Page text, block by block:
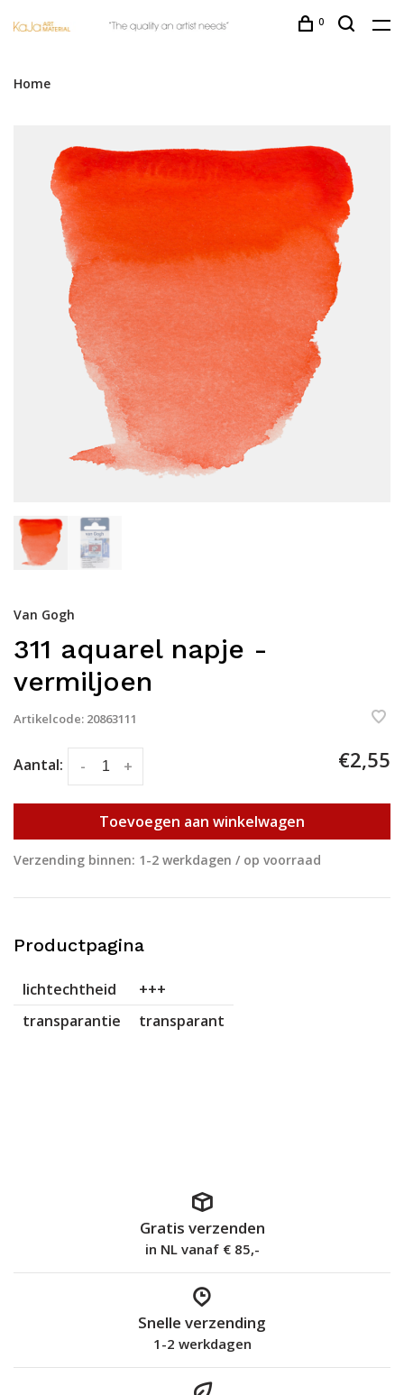
0
Home
Van Gogh
311 aquarel napje -
vermiljoen
Artikelcode: 20863111
Aantal: +
- €2,55
Toevoegen aan winkelwagen
Verzending binnen: 1-2 werkdagen / op voorraad
Productpagina
lichtechtheid
+++
transparantie
transparant
Gratis verzenden
in NL vanaf € 85,-
Snelle verzending
1-2 werkdagen